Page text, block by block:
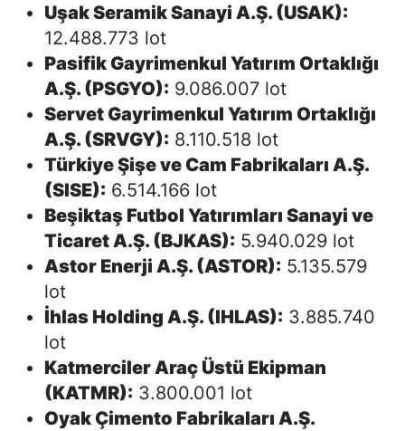
Uşak Seramik Sanayi A.Ş. (USAK):
12.488.773 lot
Pasifik Gayrimenkul Yatırım Ortaklığı
A.Ş. (PSGYO): 9.086.007 lot
Servet Gayrimenkul Yatırım Ortaklığı
A.Ş. (SRVGY): 8.110.518 lot
Türkiye Şişe ve Cam Fabrikaları A.Ş.
(SISE): 6.514.166 lot
Beşiktaş Futbol Yatırımları Sanayi ve
Ticaret A.Ş. (BJKAS): 5.940.029 lot
Astor Enerji A.Ş. (ASTOR): 5.135.579
lot
İhlas Holding A.Ş. (IHLAS): 3.885.740
lot
Katmerciler Araç Üstü Ekipman
(KATMR): 3.800.001 lot
Oyak Çimento Fabrikaları A.Ş.